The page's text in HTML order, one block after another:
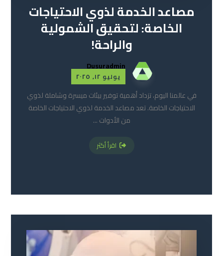
مصاعد الخدمة لذوي الاحتياجات
الخاصة: لتحقيق الشمولية
والراحة!
Dusuradmin
يوليو ١٢, ٢٠٢٥
في عالمنا اليوم، تزداد أهمية توفير بيئات ميسرة وشاملة لذوي
الاحتياجات الخاصة. تعد مصاعد الخدمة لذوي الاحتياجات الخاصة
من الأدوات ...
اقرأ أكثر